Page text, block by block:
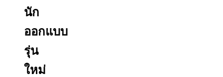
นัก
ออกแบบ
รุ่น
ใหม่